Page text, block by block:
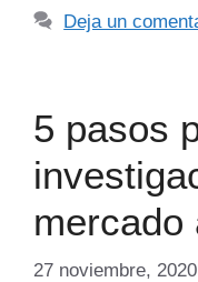
Deja un
5 pasos
mercado
27 noviembre, 2020